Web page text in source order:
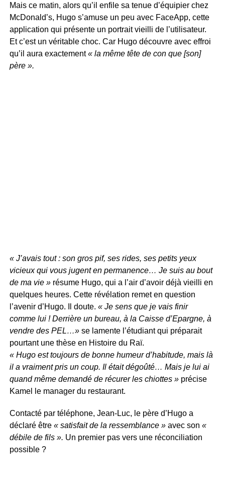
Mais ce matin, alors qu’il enfile sa tenue d’équipier chez
McDonald’s, Hugo s’amuse un peu avec FaceApp, cette
application qui présente un portrait vieilli de l’utilisateur.
Et c’est un véritable choc. Car Hugo découvre avec effroi
qu’il aura exactement« la même tête de con que [son]
père ».
« J’avais tout : son gros pif, ses rides, ses petits yeux
vicieux qui vous jugent en permanence… Je suis au bout
de ma vie » résume Hugo, qui a l’air d’avoir déjà vieilli en
quelques heures. Cette révélation remet en question
l’avenir d’Hugo. Il doute. « Je sens que je vais finir
comme lui ! Derrière un bureau, à la Caisse d’Epargne, à
vendre des PEL…» se lamente l’étudiant qui préparait
pourtant une thèse en Histoire du Raï.
« Hugo est toujours de bonne humeur d’habitude, mais là
il a vraiment pris un coup. Il était dégoûté… Mais je lui ai
quand même demandé de récurer les chiottes »précise
Kamel le manager du restaurant.
Contacté par téléphone, Jean-Luc, le père d’Hugo a
déclaré être « satisfait de la ressemblance »avec son «
débile de fils ». Un premier pas vers une réconciliation
possible ?